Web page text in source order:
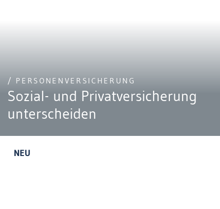
/ PERSONENVERSICHERUNG
Sozial- und Privatversicherung
unterscheiden
NEU